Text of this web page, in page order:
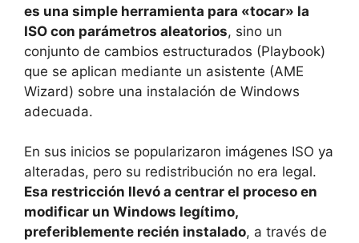
es una simple herramienta para «tocar» la
ISO con parámetros aleatorios, sino un
conjunto de cambios estructurados (Playbook)
que se aplican mediante un asistente (AME
Wizard) sobre una instalación de Windows
adecuada.
En sus inicios se popularizaron imágenes ISO ya
alteradas, pero su redistribución no era legal.
Esa restricción llevó a centrar el proceso en
modificar un Windows legítimo,
preferiblemente recién instalado, a través de